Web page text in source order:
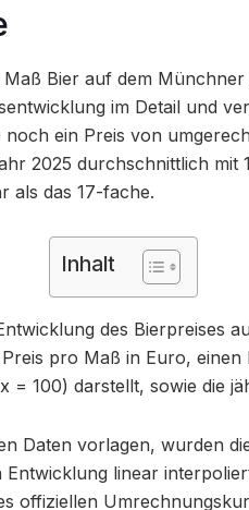
Bier auf dem
im Detail und
noch ein Preis von
2025 durchschnittlich mit
als das 17-fache.
Inhalt
des Bierpreises
pro Maß in Euro,
= 100) darstellt, sowie die
Daten vorlagen, wurden
Entwicklung linear
offiziellen